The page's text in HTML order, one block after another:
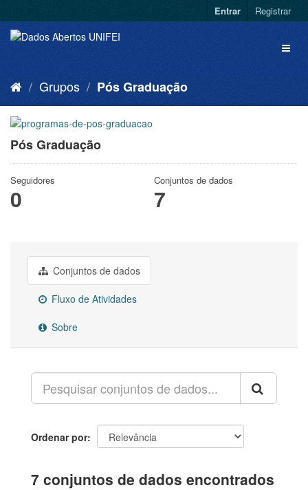
Entrar Registrar
Grupos Pós Graduação
Pós Graduação
Seguidores
0
Conjuntos de dados
7
Conjuntos de dados
Fluxo de Atividades
Sobre
Ordenar por
7 conjuntos de dados encontrados